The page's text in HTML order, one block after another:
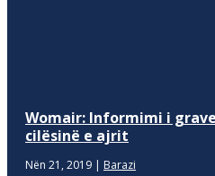
Womair: Informimi i
cilësinë e ajrit
Nën 21, 2019 | Barazi